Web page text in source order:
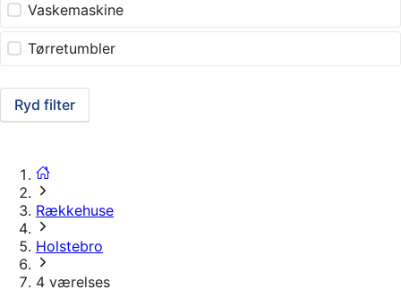
Vaskemaskine
Tørretumbler
Ryd filter
Rækkehuse
Holstebro
4 værelses